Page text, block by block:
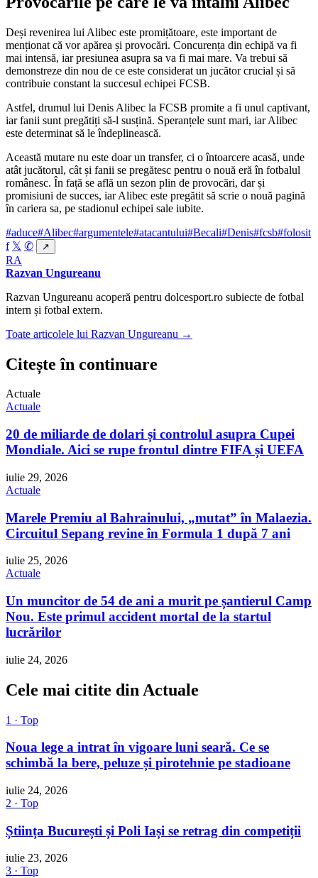
Deși revenirea lui Alibec este promițătoare, este important de
menționat că vor apărea și provocări. Concurența din echipă va fi
mai intensă, iar presiunea asupra sa va fi mai mare. Va trebui să
demonstreze din nou de ce este considerat un jucător crucial și să
contribuie constant la succesul echipei FCSB.
Astfel, drumul lui Denis Alibec la FCSB promite a fi unul captivant,
iar fanii sunt pregătiți să-l susțină. Speranțele sunt mari, iar Alibec
este determinat să le îndeplinească.
Această mutare nu este doar un transfer, ci o întoarcere acasă, unde
atât jucătorul, cât și fanii se pregătesc pentru o nouă eră în fotbalul
românesc. În față se află un sezon plin de provocări, dar și
promisiuni de succes, iar Alibec este pregătit să scrie o nouă pagină
în cariera sa, pe stadionul echipei sale iubite.
#aduce#Alibec#argumentele#atacantului#Becali#Denis#fcsb#folosit
f 𝕏 ✆ ↗
RA
Razvan Ungureanu
Razvan Ungureanu acoperă pentru dolcesport.ro subiecte de fotbal
intern și fotbal extern.
Toate articolele lui Razvan Ungureanu →
Citește în continuare
Actuale
Actuale
20 de miliarde de dolari și controlul asupra Cupei
Mondiale. Aici se rupe frontul dintre FIFA și UEFA
iulie 29, 2026
Actuale
Marele Premiu al Bahrainului, „mutat” în Malaezia.
Circuitul Sepang revine în Formula 1 după 7 ani
iulie 25, 2026
Actuale
Un muncitor de 54 de ani a murit pe șantierul Camp
Nou. Este primul accident mortal de la startul
lucrărilor
iulie 24, 2026
Cele mai citite din Actuale
1 · Top
Noua lege a intrat în vigoare luni seară. Ce se
schimbă la bere, peluze și pirotehnie pe stadioane
iulie 24, 2026
2 · Top
Știința București și Poli Iași se retrag din competiții
iulie 23, 2026
3 · Top